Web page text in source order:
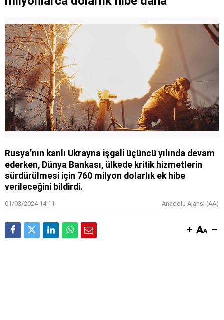
Rusya’nın kanlı Ukrayna işgali üçüncü yılında devam
ederken, Dünya Bankası, ülkede kritik hizmetlerin
sürdürülmesi için 760 milyon dolarlık ek hibe
verileceğini bildirdi.
01/03/2024 14:11 Anadolu Ajansı (AA)